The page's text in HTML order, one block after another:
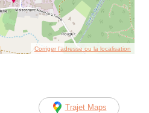
Corriger l’adresse ou la localisation
Trajet Maps